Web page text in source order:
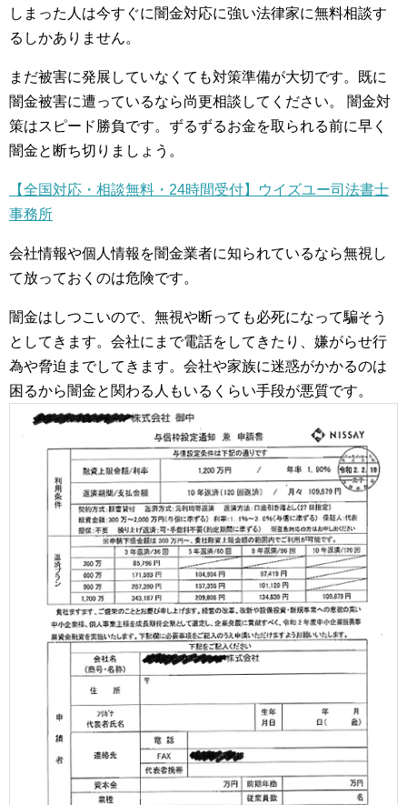
しまった人は今すぐに闇金対応に強い法律家に無料相談す
るしかありません。
まだ被害に発展していなくても対策準備が大切です。既に
闇金被害に遭っているなら尚更相談してください。 闇金対
策はスピード勝負です。ずるずるお金を取られる前に早く
闇金と断ち切りましょう。
【全国対応・相談無料・24時間受付】ウイズユー司法書士
事務所
会社情報や個人情報を闇金業者に知られているなら無視し
て放っておくのは危険です。
闇金はしつこいので、無視や断っても必死になって騙そう
としてきます。会社にまで電話をしてきたり、嫌がらせ行
為や脅迫までしてきます。会社や家族に迷惑がかかるのは
困るから闇金と関わる人もいるくらい手段が悪質です。